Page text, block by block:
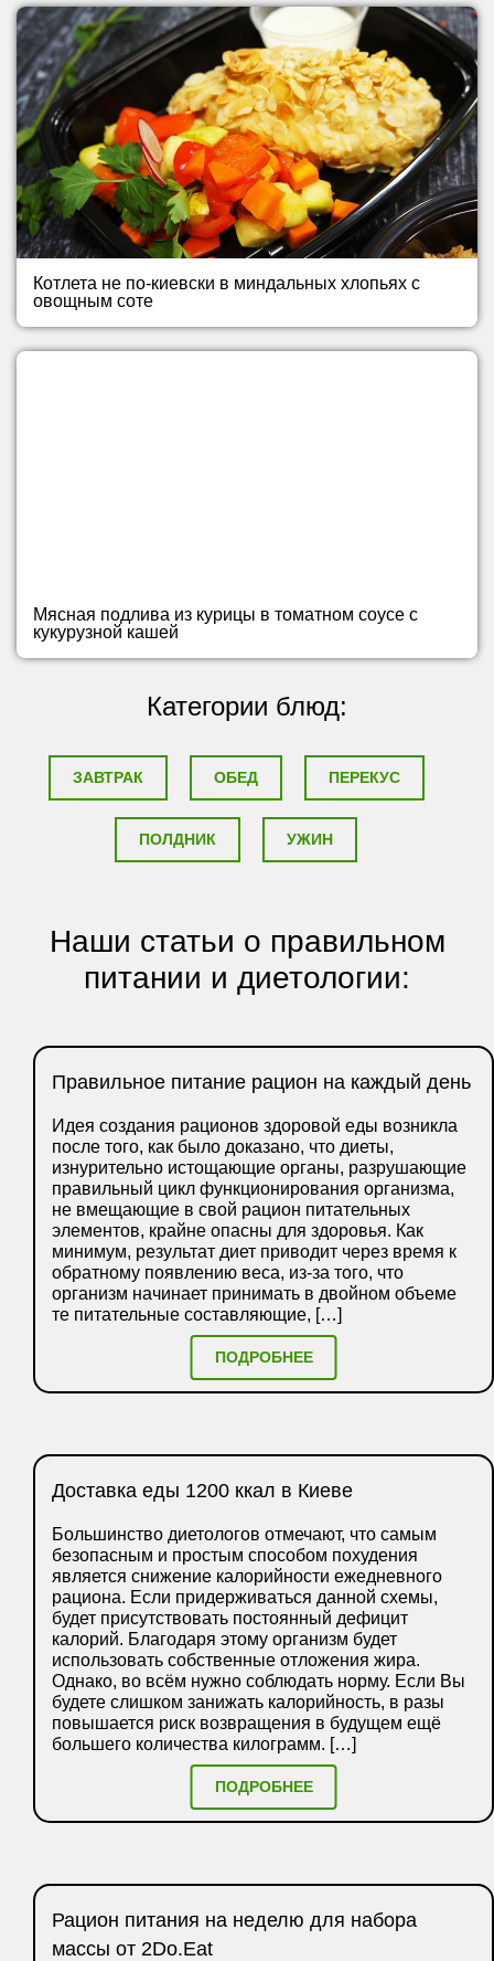
Котлета не по-киевски в миндальных хлопьях с
овощным соте
Мясная подлива из курицы в томатном соусе с
кукурузной кашей
Категории блюд:
ЗАВТРАК ОБЕД ПЕРЕКУС
ПОЛДНИК УЖИН
Наши статьи о правильном
питании и диетологии:
Правильное питание рацион на каждый день
Идея создания рационов здоровой еды возникла
после того, как было доказано, что диеты,
изнурительно истощающие органы, разрушающие
правильный цикл функционирования организма,
не вмещающие в свой рацион питательных
элементов, крайне опасны для здоровья. Как
минимум, результат диет приводит через время к
обратному появлению веса, из-за того, что
организм начинает принимать в двойном объеме
те питательные составляющие, […]
ПОДРОБНЕЕ
Доставка еды 1200 ккал в Киеве
Большинство диетологов отмечают, что самым
безопасным и простым способом похудения
является снижение калорийности ежедневного
рациона. Если придерживаться данной схемы,
будет присутствовать постоянный дефицит
калорий. Благодаря этому организм будет
использовать собственные отложения жира.
Однако, во всём нужно соблюдать норму. Если Вы
будете слишком занижать калорийность, в разы
повышается риск возвращения в будущем ещё
большего количества килограмм. […]
ПОДРОБНЕЕ
Рацион питания на неделю для набора
массы от 2Do.Eat